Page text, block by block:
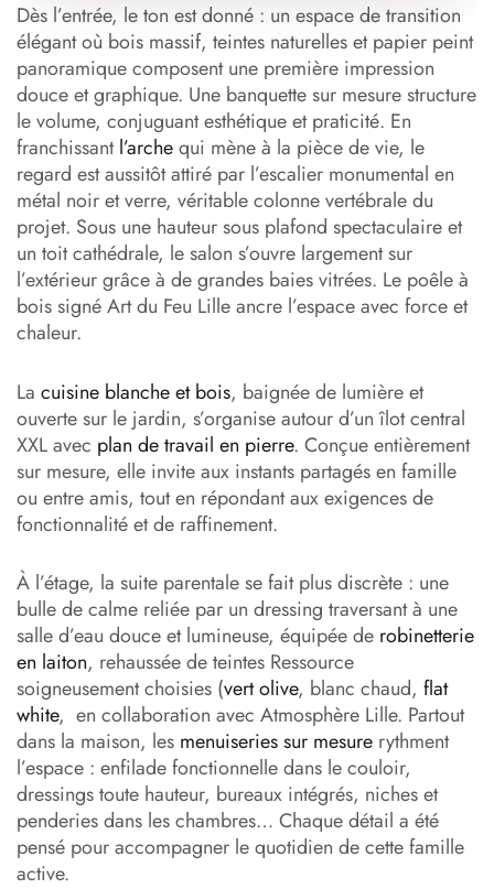
Dès l’entrée, le ton est donné : un espace de transition
élégant où bois massif, teintes naturelles et papier peint
panoramique composent une première impression
douce et graphique. Une banquette sur mesure structure
le volume, conjuguant esthétique et praticité. En
franchissantl’archequi mène à la pièce de vie, le
regard est aussitôt attiré par l’escalier monumental en
métal noir et verre, véritable colonne vertébrale du
projet. Sous une hauteur sous plafond spectaculaire et
un toit cathédrale, le salon s’ouvre largement sur
l’extérieur grâce à de grandes baies vitrées. Le poêle à
bois signé Art du Feu Lille ancre l’espace avec force et
chaleur.
La cuisine blanche et bois, baignée de lumière et
ouverte sur le jardin, s’organise autour d’un îlot central
XXL avec plan de travail en pierre. Conçue entièrement
sur mesure, elle invite aux instants partagés en famille
ou entre amis, tout en répondant aux exigences de
fonctionnalité et de raffinement.
À l’étage, la suite parentale se fait plus discrète : une
bulle de calme reliée par un dressing traversant à une
salle d’eau douce et lumineuse, équipée de robinetterie
en laiton, rehaussée de teintes Ressource
soigneusement choisies (vert olive, blanc chaud, flat
white, en collaboration avec Atmosphère Lille. Partout
dans la maison, les menuiseries sur mesure rythment
l’espace : enfilade fonctionnelle dans le couloir,
dressings toute hauteur, bureaux intégrés, niches et
penderies dans les chambres… Chaque détail a été
pensé pour accompagner le quotidien de cette famille
active.